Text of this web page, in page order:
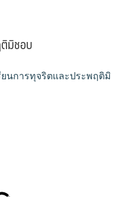
มิชอบ
ยนการทุจริตและประพฤติมิ